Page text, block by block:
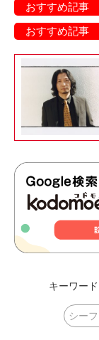
おすすめ記事
おすすめ記事
キーワード
シー